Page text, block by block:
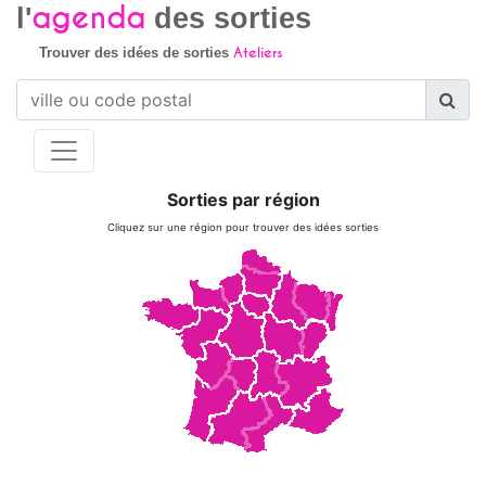
l'agenda des sorties
Trouver des idées de sorties Ateliers
Sorties par région
Cliquez sur une région pour trouver des idées sorties